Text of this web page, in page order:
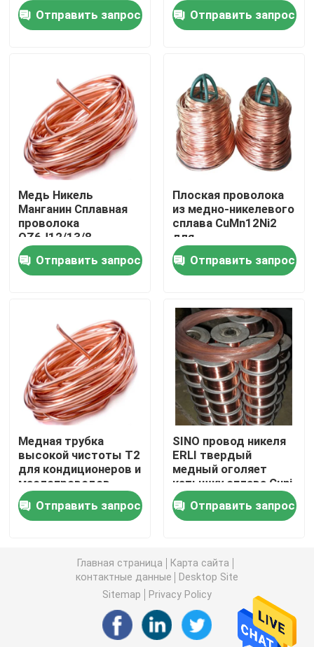
О нас
Контроль качества
Свяжитесь с нами
Сделать запрос
Медные штуцеры никеля
Медная труба никеля
Медно-никелевая трубка
Медная Адвокатура никеля
Медная плита никеля
Тройник медного никеля равный
Перекрестный штуцер трубы
Штуцер редуктора
проволока,
электрический
нагреватель
Отправить запрос
применений
Отправить запрос
Медь Никель
Манганин Сплавная
проволока
QZ6J12/13/8
Никельно покрытая
для электронных
компонентов
Отправить запрос
Плоская проволока
из медно-никелевого
сплава CuMn12Ni2
для
электроизмерительных
приборов
Отправить запрос
Медная трубка
высокой чистоты T2
для кондиционеров и
маслопроводов
станков, размеры на
заказОтправить запрос
SINO провод никеля
ERLI твердый
медный оголяет
катышку сплава Cuni
Отправить запрос
Главная страница
Карта сайта
контактные данные
Desktop Site
Sitemap
Privacy Policy